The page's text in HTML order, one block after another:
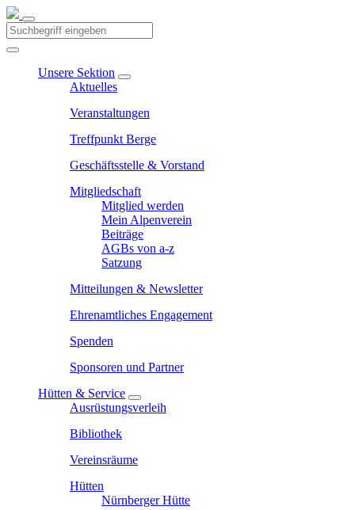
Unsere Sektion
Aktuelles
Veranstaltungen
Treffpunkt Berge
Geschäftsstelle & Vorstand
Mitgliedschaft
Mitglied werden
Mein Alpenverein
Beiträge
AGBs von a-z
Satzung
Mitteilungen & Newsletter
Ehrenamtliches Engagement
Spenden
Sponsoren und Partner
Hütten & Service
Ausrüstungsverleih
Bibliothek
Vereinsräume
Hütten
Nürnberger Hütte